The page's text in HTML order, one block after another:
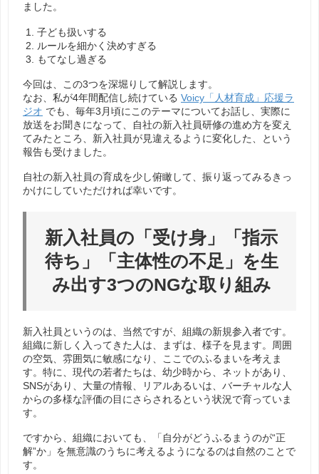
ました。
子ども扱いする
ルールを細かく決めすぎる
もてなし過ぎる
今回は、この3つを深堀りして解説します。
なお、私が4年間配信し続けている Voicy「人材育成」応援ラ
ジオ でも、毎年3月頃にこのテーマについてお話し、実際に
放送をお聞きになって、自社の新入社員研修の進め方を変え
てみたところ、新入社員が見違えるように変化した、という
報告も受けました。
自社の新入社員の育成を少し俯瞰して、振り返ってみるきっ
かけにしていただければ幸いです。
新入社員の「受け身」「指示
待ち」「主体性の不足」を生
み出す3つのNGな取り組み
新入社員というのは、当然ですが、組織の新規参入者です。
組織に新しく入ってきた人は、まずは、様子を見ます。周囲
の空気、雰囲気に敏感になり、ここでのふるまいを考えま
す。特に、現代の若者たちは、幼少時から、ネットがあり、
SNSがあり、大量の情報、リアルあるいは、バーチャルな人
からの多様な評価の目にさらされるという状況で育っていま
す。
ですから、組織においても、「自分がどうふるまうのが“正
解”か」を無意識のうちに考えるようになるのは自然のことで
す。